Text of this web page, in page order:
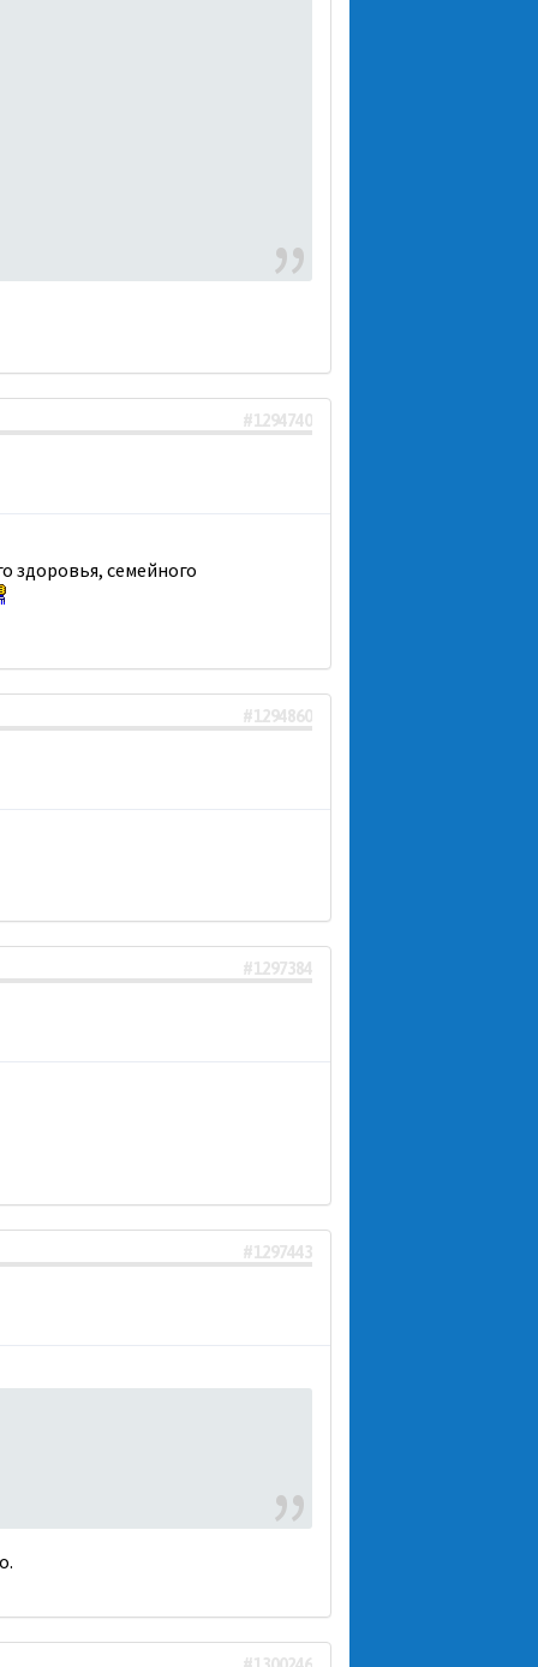
#1294740
здоровья, семейного
#1294860
#1297384
#1297443